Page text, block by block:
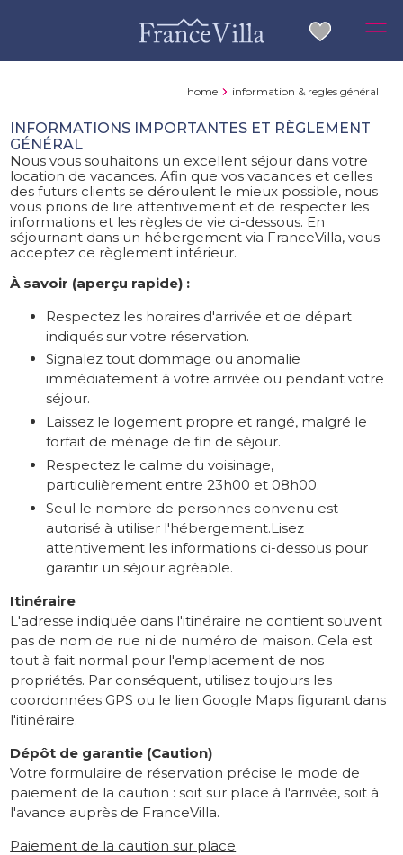
home information & regles général
INFORMATIONS IMPORTANTES ET RÈGLEMENT
GÉNÉRAL
Nous vous souhaitons un excellent séjour dans votre
location de vacances. Afin que vos vacances et celles
des futurs clients se déroulent le mieux possible, nous
vous prions de lire attentivement et de respecter les
informations et les règles de vie ci-dessous. En
séjournant dans un hébergement via FranceVilla, vous
acceptez ce règlement intérieur.
À savoir (aperçu rapide) :
Respectez les horaires d'arrivée et de départ
indiqués sur votre réservation.
Signalez tout dommage ou anomalie
immédiatement à votre arrivée ou pendant votre
séjour.
Laissez le logement propre et rangé, malgré le
forfait de ménage de fin de séjour.
Respectez le calme du voisinage,
particulièrement entre 23h00 et 08h00.
Seul le nombre de personnes convenu est
autorisé à utiliser l'hébergement.Lisez
attentivement les informations ci-dessous pour
garantir un séjour agréable.
Itinéraire
L'adresse indiquée dans l'itinéraire ne contient souvent
pas de nom de rue ni de numéro de maison. Cela est
tout à fait normal pour l'emplacement de nos
propriétés. Par conséquent, utilisez toujours les
coordonnées GPS ou le lien Google Maps figurant dans
l'itinéraire.
Dépôt de garantie (Caution)
Votre formulaire de réservation précise le mode de
paiement de la caution : soit sur place à l'arrivée, soit à
l'avance auprès de FranceVilla.
Paiement de la caution sur place